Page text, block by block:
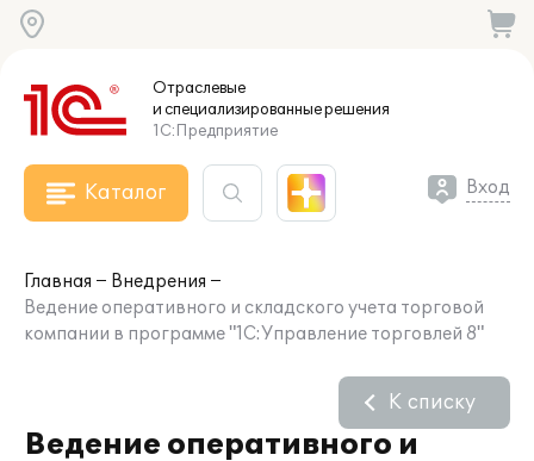
Отраслевые
и специализированныерешения
1С:Предприятие
Каталог Вход
Главная
Внедрения
Ведение оперативного и складского учета торговой
компании в программе "1С:Управление торговлей 8"
Ведение оперативного и
К списку